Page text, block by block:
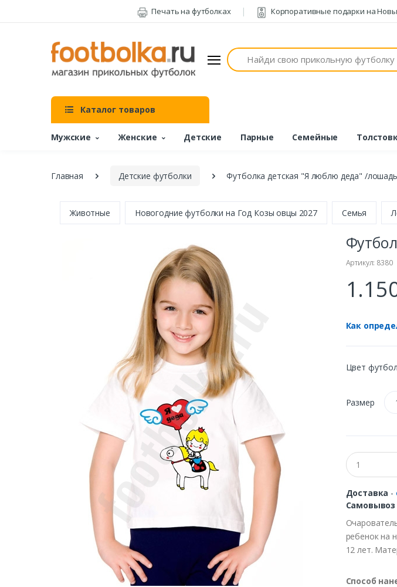
Печать на футболках Корпоративные подарки на
Поиск
Каталог товаров
Мужские Женские Детские Парные Семейные
Главная Детские футболки Футболка детская "Я люблю деда" /
Животные Новогодние футболки на Год Козы овцы 2027 Семья
Артикул: 8380
Как
Цвет
Размер
Доставка -
Самовывоз
ребенок на
12 лет.
Способ